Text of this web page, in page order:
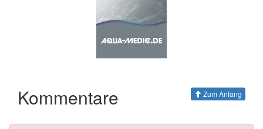
Kommentare Zum Anfang